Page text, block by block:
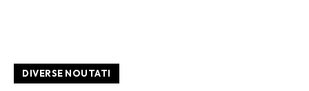
DIVERSE NOUTATI